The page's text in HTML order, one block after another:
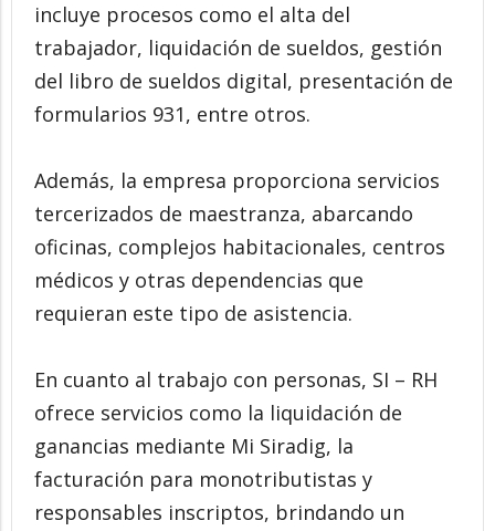
incluye procesos como el alta del
trabajador, liquidación de sueldos, gestión
del libro de sueldos digital, presentación de
formularios 931, entre otros.
Además, la empresa proporciona servicios
tercerizados de maestranza, abarcando
oficinas, complejos habitacionales, centros
médicos y otras dependencias que
requieran este tipo de asistencia.
En cuanto al trabajo con personas, SI – RH
ofrece servicios como la liquidación de
ganancias mediante Mi Siradig, la
facturación para monotributistas y
responsables inscriptos, brindando un